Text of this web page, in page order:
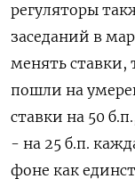
регуляторы
заседаний в
менять ставки,
пошли на
ставки на 50
- на 25 б.п.
фоне как